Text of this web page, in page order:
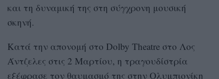
και τη δυναμική της στη σύγχρονη μουσική
σκηνή.
Κατά την απονομή στο Dolby Theatre στο Λος
Άντζελες στις 2 Μαρτίου, η τραγουδίστρία
εξέφρασε τον θαυμασμό της στην Ολυμπιονίκη